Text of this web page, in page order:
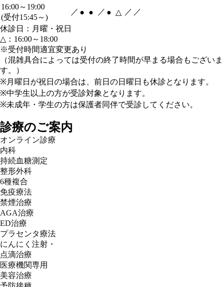
16:00～19:00
(受付15:45～)
／ ● ● ／ ● △ ／ ／
休診日：月曜・祝日
△：16:00～18:00
※受付時間適宜変更あり
（混雑具合によっては受付の終了時間が早まる場合もございま
す。）
※月曜日が祝日の場合は、前日の日曜日も休診となります。
※中学生以上の方が受診対象となります。
※未成年・学生の方は保護者同伴で受診してください。
診療のご案内
オンライン診療
内科
持続血糖測定
整形外科
6種複合
免疫療法
禁煙治療
AGA治療
ED治療
プラセンタ療法
にんにく注射・
点滴治療
医療機関専用
美容治療